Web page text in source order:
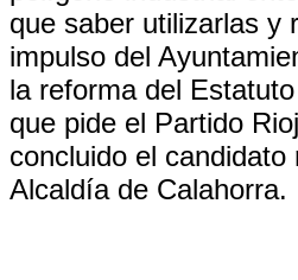
que saber utilizarlas y
impulso del
la reforma del
que pide el Partido
concluido el candidato
Alcaldía de Calahorra.